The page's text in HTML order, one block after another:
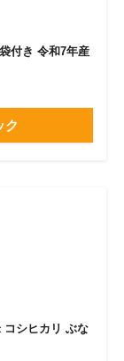
付き 令和7年産
ク
コシヒカリ ぶな